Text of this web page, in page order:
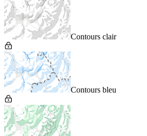
Contours clair
Contours bleu